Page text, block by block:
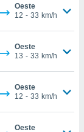
Oeste
12 - 33 km/h
Oeste
13 - 33 km/h
Oeste
12 - 33 km/h
Oeste